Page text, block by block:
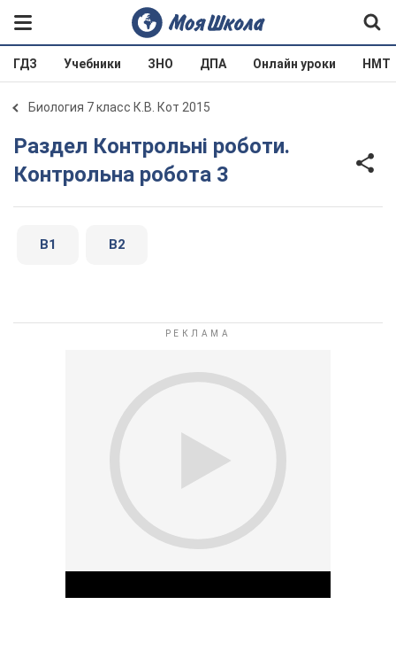
ГДЗ Учебники ЗНО ДПА Онлайн уроки НМТ
Биология 7 класс К.В. Кот 2015
Раздел Контрольні роботи.
Контрольна робота 3
В1 В2